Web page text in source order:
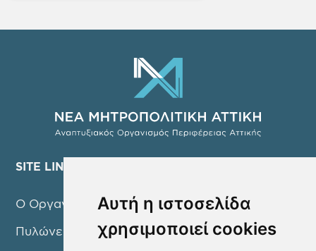
Αυτή η ιστοσελίδα
χρησιμοποιεί cookies
SITE LINKS
Ο Οργανισμός
Πυλώνες Δράσης